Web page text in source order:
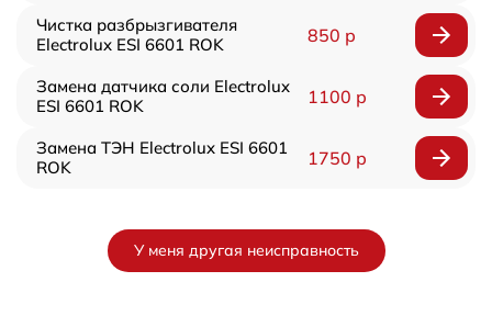
Чистка разбрызгивателя
Electrolux ESI 6601 ROK
850 р
Замена датчика соли Electrolux
ESI 6601 ROK
1100 р
Замена ТЭН Electrolux ESI 6601
ROK
1750 р
У меня другая неисправность